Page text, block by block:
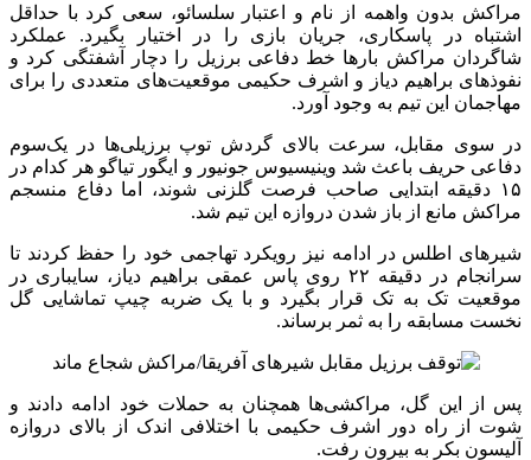
مراکش بدون واهمه از نام و اعتبار سلسائو، سعی کرد با حداقل
اشتباه در پاسکاری، جریان بازی را در اختیار بگیرد. عملکرد
شاگردان مراکش بارها خط دفاعی برزیل را دچار آشفتگی کرد و
نفوذهای براهیم دیاز و اشرف حکیمی موقعیت‌های متعددی را برای
مهاجمان این تیم به وجود آورد.
در سوی مقابل، سرعت بالای گردش توپ برزیلی‌ها در یک‌سوم
دفاعی حریف باعث شد وینیسیوس جونیور و ایگور تیاگو هر کدام در
۱۵ دقیقه ابتدایی صاحب فرصت گلزنی شوند، اما دفاع منسجم
مراکش مانع از باز شدن دروازه این تیم شد.
شیرهای اطلس در ادامه نیز رویکرد تهاجمی خود را حفظ کردند تا
سرانجام در دقیقه ۲۲ روی پاس عمقی براهیم دیاز، سایباری در
موقعیت تک به تک قرار بگیرد و با یک ضربه چیپ تماشایی گل
نخست مسابقه را به ثمر برساند.
پس از این گل، مراکشی‌ها همچنان به حملات خود ادامه دادند و
شوت از راه دور اشرف حکیمی با اختلافی اندک از بالای دروازه
آلیسون بکر به بیرون رفت.